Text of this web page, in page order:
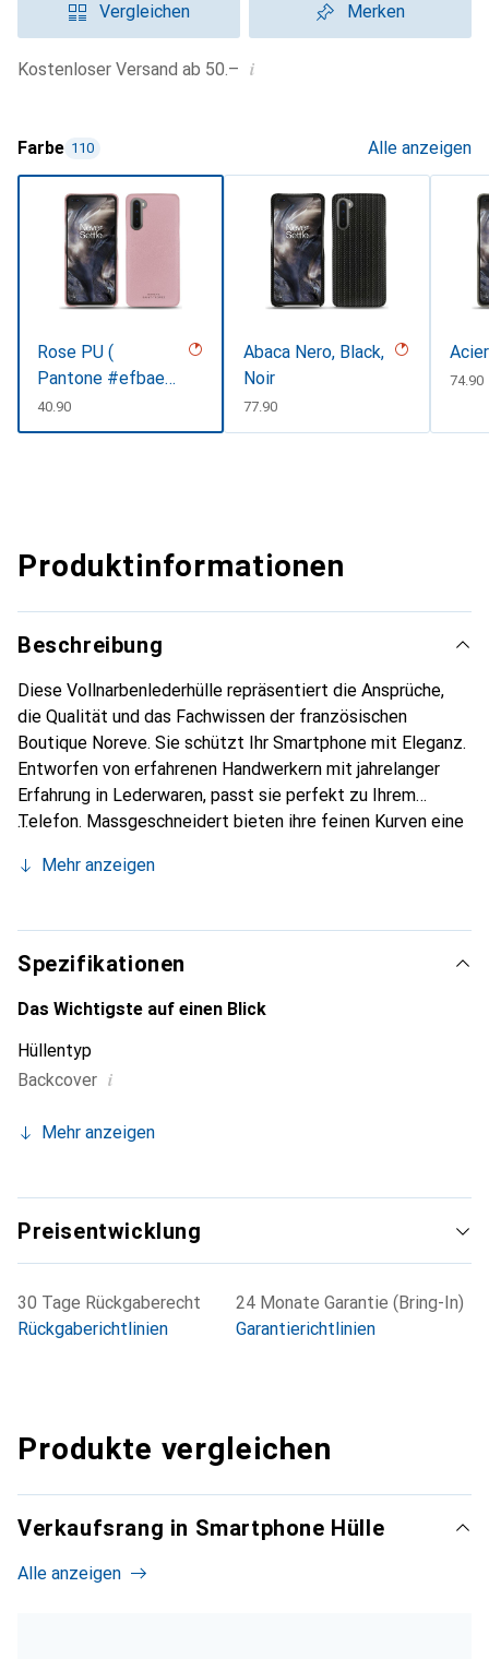
Vergleichen Merken
Kostenloser Versand ab 50.– i
Farbe 110 Alle anzeigen
Rose PU (
Pantone #efbae1
)CHF
40.90
Abaca Nero, Black,
Noir
CHF
77.90
CHF
74.90
Produktinformationen
Beschreibung
Diese Vollnarbenlederhülle repräsentiert die Ansprüche,
die Qualität und das Fachwissen der französischen
Boutique Noreve. Sie schützt Ihr Smartphone mit Eleganz.
Entworfen von erfahrenen Handwerkern mit jahrelanger
Erfahrung in Lederwaren, passt sie perfekt zu Ihrem
Telefon. Massgeschneidert bieten ihre feinen Kurven eine
unverzichtbaren Accessoire für Ihr Smartphone.
die Marke Noreve eine zuverlässige Wahl für eine
anspruchsvolle Kundschaft.
Mehr anzeigen
Spezifikationen
Das Wichtigste auf einen Blick
Hüllentyp
Backcover i
Mehr anzeigen
Preisentwicklung
30 Tage Rückgaberecht
Rückgaberichtlinien
24 Monate Garantie (Bring-In)
Garantierichtlinien
Produkte vergleichen
Verkaufsrang in Smartphone Hülle
Alle anzeigen